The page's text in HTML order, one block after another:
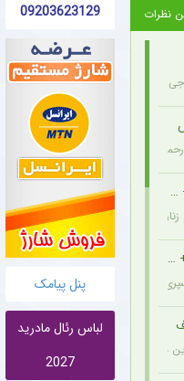
09203623129
پنل پیامک
لباس رئال مادرید
2027
نظرات
های احتمالی باشگاه به شمار می رود.
سالاری به عنوان مشاور عالی
هارتس، را به‌عنوان سرمربی جدید
سپری می‌کند که در همین شرایط، نام
ماشاریپوف به جام جهانی تأکید